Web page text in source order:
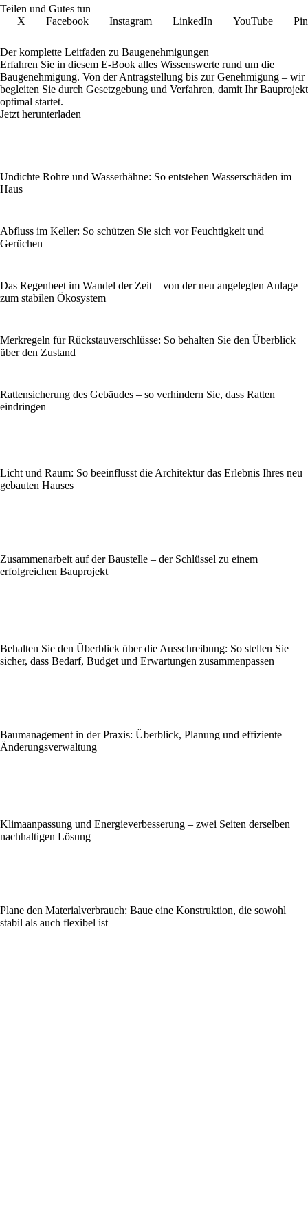
Teilen und Gutes tun
X
Facebook Instagram LinkedIn YouTube
Der komplette Leitfaden zu Baugenehmigungen
Erfahren Sie in diesem E-Book alles Wissenswerte rund um die
Baugenehmigung. Von der Antragstellung bis zur Genehmigung – wir
begleiten Sie durch Gesetzgebung und Verfahren, damit Ihr Bauprojekt
optimal startet.
Jetzt herunterladen
Undichte Rohre und Wasserhähne: So entstehen Wasserschäden im
Haus
Abfluss im Keller: So schützen Sie sich vor Feuchtigkeit und
Gerüchen
Das Regenbeet im Wandel der Zeit – von der neu angelegten Anlage
zum stabilen Ökosystem
Merkregeln für Rückstauverschlüsse: So behalten Sie den Überblick
über den Zustand
Rattensicherung des Gebäudes – so verhindern Sie, dass Ratten
eindringen
Licht und Raum: So beeinflusst die Architektur das Erlebnis Ihres neu
gebauten Hauses
Zusammenarbeit auf der Baustelle – der Schlüssel zu einem
erfolgreichen Bauprojekt
Behalten Sie den Überblick über die Ausschreibung: So stellen Sie
sicher, dass Bedarf, Budget und Erwartungen zusammenpassen
Baumanagement in der Praxis: Überblick, Planung und effiziente
Änderungsverwaltung
Klimaanpassung und Energieverbesserung – zwei Seiten derselben
nachhaltigen Lösung
Plane den Materialverbrauch: Baue eine Konstruktion, die sowohl
stabil als auch flexibel ist